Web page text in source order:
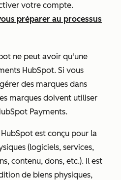
votre compte.
préparer au processus
ne peut avoir qu'une
HubSpot. Si vous
des marques dans
marques doivent utiliser
Payments.
est conçu pour la
(logiciels, services,
contenu, dons, etc.). Il est
de biens physiques,